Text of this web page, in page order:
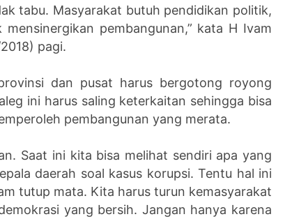
tabu. Masyarakat butuh pendidikan politik,
pembangunan,” kata H Ivam
pagi.
dan pusat harus bergotong royong
ini harus saling keterkaitan sehingga bisa
pembangunan yang merata.
Saat ini kita bisa melihat sendiri apa yang
daerah soal kasus korupsi. Tentu hal ini
tutup mata. Kita harus turun kemasyarakat
yang bersih. Jangan hanya karena